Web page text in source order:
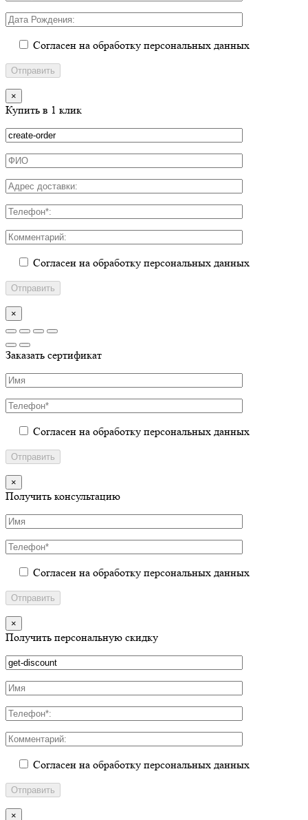
Согласен на обработку персональных данных
×
Купить в 1 клик
Согласен на обработку персональных данных
×
Заказать сертификат
Согласен на обработку персональных данных
×
Получить консультацию
Согласен на обработку персональных данных
×
Получить персональную скидку
Согласен на обработку персональных данных
×